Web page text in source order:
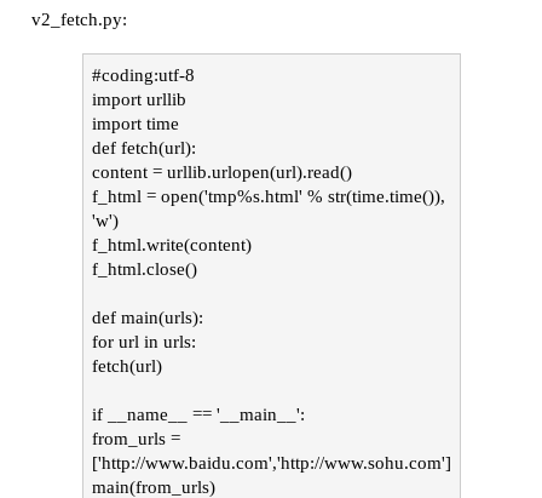
v2_fetch.py:
#coding:utf-8
import urllib
import time
def fetch(url):
content = urllib.urlopen(url).read()
f_html = open('tmp%s.html' % str(time.time()),
'w')
f_html.write(content)
f_html.close()
def main(urls):
for url in urls:
fetch(url)
if __name__ == '__main__':
from_urls =
['http://www.baidu.com','http://www.sohu.com']
main(from_urls)